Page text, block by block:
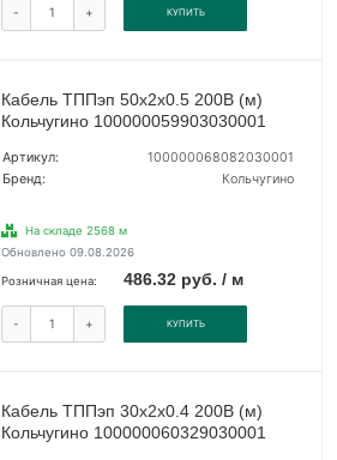
- + КУПИТЬ
Кабель ТППэп 50х2х0.5 200В (м)
Кольчугино 100000059903030001
Артикул:
100000068082030001
Бренд:
Кольчугино
На складе 2568 м
Обновлено 09.08.2026
Розничная цена: 486.32 руб. / м
- + КУПИТЬ
Кабель ТППэп 30х2х0.4 200В (м)
Кольчугино 100000060329030001